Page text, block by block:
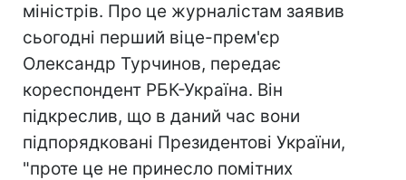
міністрів. Про це журналістам заявив
сьогодні перший віце-прем'єр
Олександр Турчинов, передає
кореспондент РБК-Україна. Він
підкреслив, що в даний час вони
підпорядковані Президентові України,
"проте це не принесло помітних